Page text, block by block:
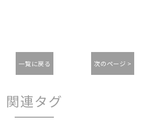
一覧に戻る 次のページ >
関連タグ